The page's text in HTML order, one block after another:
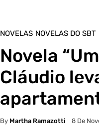
NOVELAS NOVELAS DO SBT
Novela
Cláudio
By Martha Ramazotti 8 De